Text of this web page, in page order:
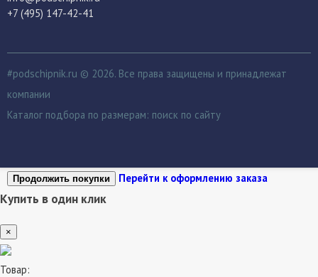
+7 (495) 147-42-41
#podschipnik.ru © 2026. Все права защищены и принадлежат
компании
Каталог подбора по размерам: поиск по сайту
Продолжить покупки Перейти к оформлению заказа
Купить в один клик
×
Товар: